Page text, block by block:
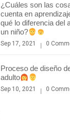
¿Cuáles son las
cuenta en
qué lo diferencia del
un niño?
Sep 17, 2021 0
Proceso de diseño
adulto
Sep 10, 2021 0